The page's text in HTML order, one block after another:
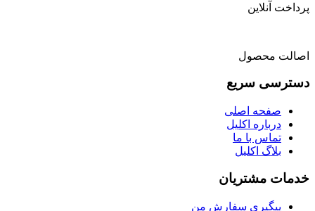
پرداخت آنلاین
اصالت محصول
دسترسی سریع
صفحه اصلی
درباره اکلیل
تماس با ما
بلاگ اکلیل
خدمات مشتریان
پیگیری سفارش من